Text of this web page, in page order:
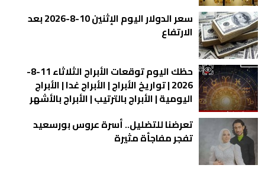
سعر الدولار اليوم الإثنين 10-8-2026 بعد
الارتفاع
حظك اليوم توقعات الأبراج الثلاثاء 11-8-
2026 | تواريخ الأبراج | الأبراج غدا | الأبراج
اليومية | الأبراج بالترتيب | الأبراج بالأشهر
تعرضنا للتضليل.. أسرة عروس بورسعيد
تفجر مفاجأة مثيرة